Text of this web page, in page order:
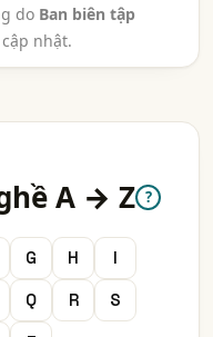
do Ban biên tập
nhật.
A → Z ?
G H
I
Q R
S